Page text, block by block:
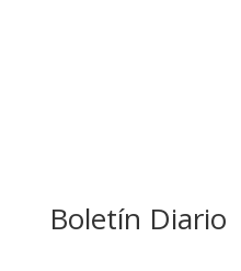
Boletín Diario